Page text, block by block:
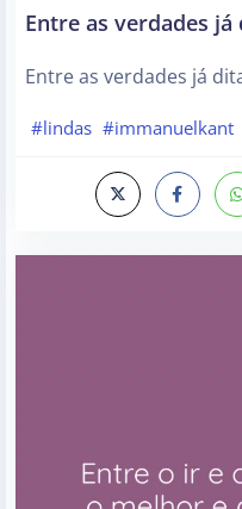
Entre as verdades já
Entre as verdades já
#lindas #immanuelkant